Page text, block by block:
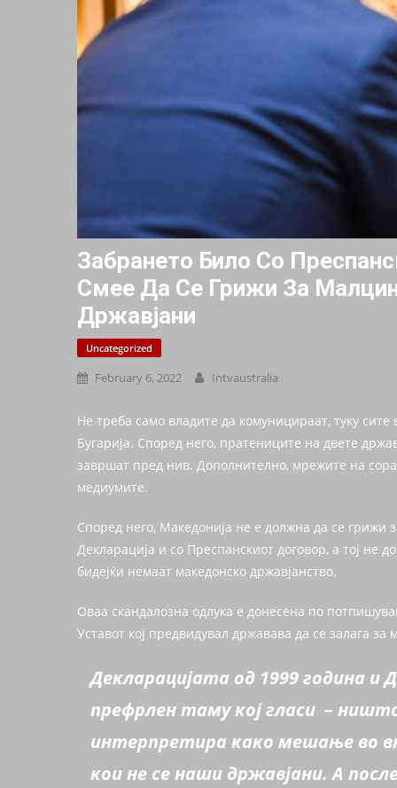
Забрането Било Со
Смее Да Се Грижи За
Државјани
Uncategorized
February 6, 2022 Intvaustralia
Не треба само владите да комуницираат, туку
Бугарија. Според него, пратениците на двете
завршат пред нив. Дополнително, мрежите на
медиумите.
Според него, Македонија не е должна да се грижи
Декларација и со Преспанскиот договор, а тој не
бидејќи немаат македонско државјанство.
Оваа скандалозна одлука е донесена по
Уставот кој предвидувал државава да се залага за
Декларацијата од 1999 година и
префрлен таму кој гласи –
интерпретира како мешање во
кои не се наши државјани. А